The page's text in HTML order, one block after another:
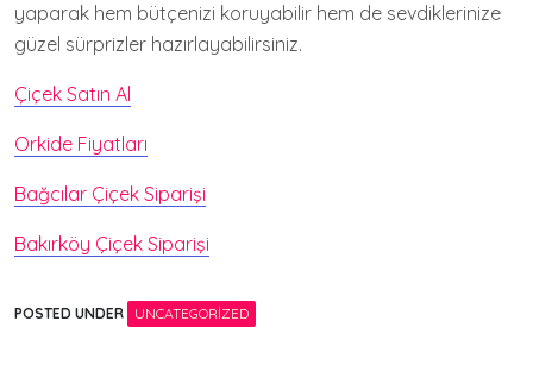
yaparak hem bütçenizi koruyabilir hem de sevdiklerinize
güzel sürprizler hazırlayabilirsiniz.
Çiçek Satın Al
Orkide Fiyatları
Bağcılar Çiçek Siparişi
Bakırköy Çiçek Siparişi
POSTED UNDER UNCATEGORIZED